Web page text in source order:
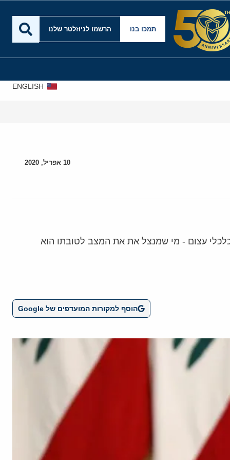
תמכו בנו הרשמו לניוזלטר שלנו
ENGLISH
10 אפריל, 2020
עצום - מי שמנצל את את המצב לטובתו הוא
הוסף למקורות המועדפים של Google